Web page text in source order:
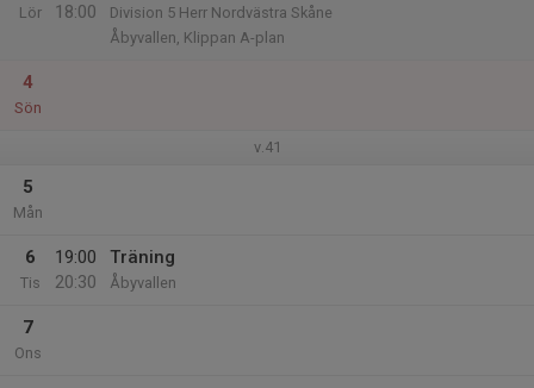
Lör
18:00
Division 5 Herr Nordvästra Skåne
Åbyvallen, Klippan A-plan
4
Sön
v.41
5
Mån
6
Tis
19:00
20:30
Träning
Åbyvallen
7
Ons